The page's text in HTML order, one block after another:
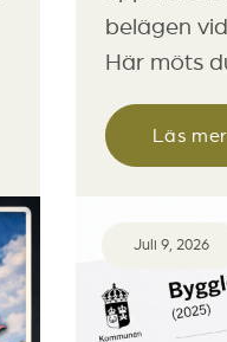
belägen
Här möts
Läs mer
Juli 9, 2026